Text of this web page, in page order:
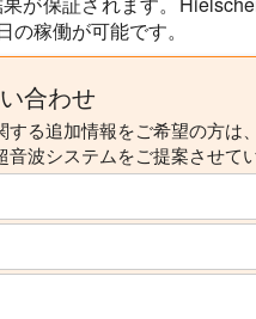
稼働が可能です。
合わせ
る追加情報をご希望の方は
波システムをご提案させて